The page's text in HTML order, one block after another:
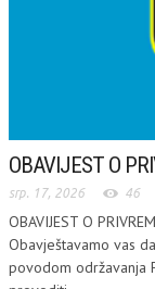
OBAVIJEST O
srp. 17, 2026 46
OBAVIJEST O
Obavještavamo vas
povodom održavanja